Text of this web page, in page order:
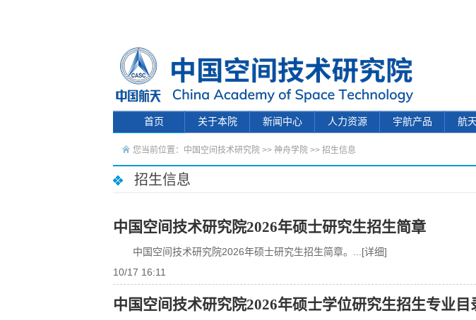
首页 关于本院 新闻中心 人力资源 宇航产品 航
您当前位置： 中国空间技术研究院 >> 神舟学院 >> 招生信息
招生信息
中国空间技术研究院2026年硕士研究生招生简章
中国空间技术研究院2026年硕士研究生招生简章。
...[详细]
10/17 16:11
中国空间技术研究院2026年硕士学位研究生招生专业目